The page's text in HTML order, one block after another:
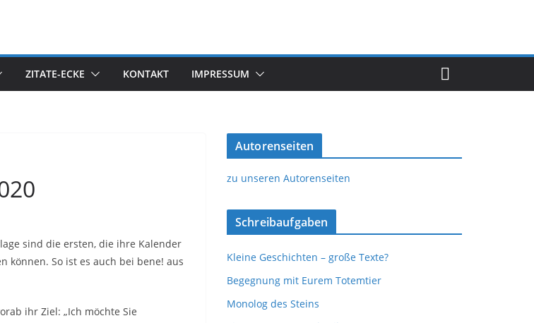
ZITATE-ECKE KONTAKT IMPRESSUM
sind die ersten, die ihre Kalender
können. So ist es auch bei bene! aus
ihr Ziel: „Ich möchte Sie
Autorenseiten
zu unseren Autorenseiten
Schreibaufgaben
Kleine Geschichten – große Texte?
Begegnung mit Eurem Totemtier
Monolog des Steins